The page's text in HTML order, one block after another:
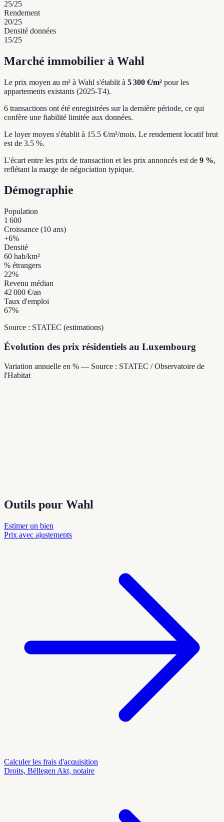
25/25
Rendement
20/25
Densité données
15/25
Marché immobilier à Wahl
Le prix moyen au m² à Wahl s'établit à 5 300 €/m² pour les
appartements existants (2025-T4).
6 transactions ont été enregistrées sur la dernière période, ce qui
confère une fiabilité limitée aux données.
Le loyer moyen s'établit à 15.5 €/m²/mois. Le rendement locatif brut
est de 3.5 %.
L'écart entre les prix de transaction et les prix annoncés est de 9 %,
reflétant la marge de négociation typique.
Démographie
Population
1 600
Croissance (10 ans)
+6%
Densité
60 hab/km²
% étrangers
22%
Revenu médian
42 000 €/an
Taux d'emploi
67%
Source : STATEC (estimations)
Évolution des prix résidentiels au Luxembourg
Variation annuelle en % — Source : STATEC / Observatoire de
l'Habitat
Outils pour Wahl
Estimer un bien
Prix avec ajustements
Calculer les frais d'acquisition
Droits, Bëllegen Akt, notaire